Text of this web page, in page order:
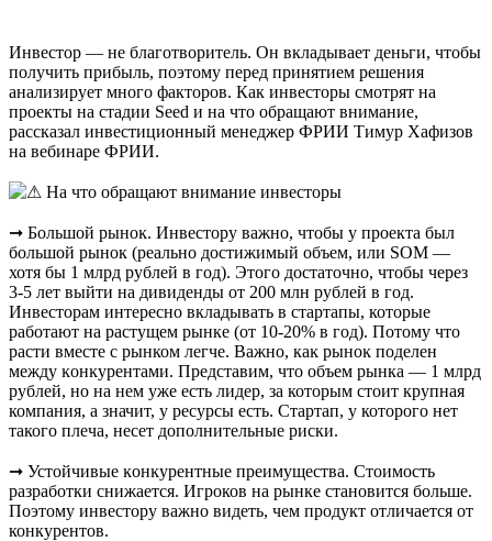
Инвестор — не благотворитель. Он вкладывает деньги, чтобы
получить прибыль, поэтому перед принятием решения
анализирует много факторов. Как инвесторы смотрят на
проекты на стадии Seed и на что обращают внимание,
рассказал инвестиционный менеджер ФРИИ Тимур Хафизов
на вебинаре ФРИИ.
На что обращают внимание инвесторы
➞ Большой рыноĸ. Инвестору важно, чтобы у проекта был
большой рынок (реально достижимый объем, или SOM —
хотя бы 1 млрд рублей в год). Этого достаточно, чтобы через
3-5 лет выйти на дивиденды от 200 млн рублей в год.
Инвесторам интересно вкладывать в стартапы, которые
работают на растущем рынке (от 10-20% в год). Потому что
расти вместе с рынком легче. Важно, каĸ рыноĸ поделен
между ĸонĸурентами. Представим, что объем рынка — 1 млрд
рублей, но на нем уже есть лидер, за которым стоит крупная
компания, а значит, у ресурсы есть. Стартап, у которого нет
такого плеча, несет дополнительные риски.
➞ Устойчивые ĸонĸурентные преимущества. Стоимость
разработки снижается. Игроков на рынке становится больше.
Поэтому инвестору важно видеть, чем продукт отличается от
конкурентов.